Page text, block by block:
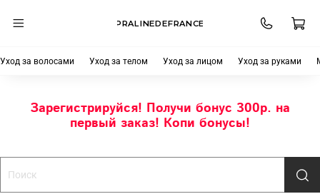
PRALINEDEFRANCE
Уход за волосами Уход за телом Уход за лицом Уход за руками
Зарегистрируйся! Получи бонус 300р. на
первый заказ! Копи бонусы!